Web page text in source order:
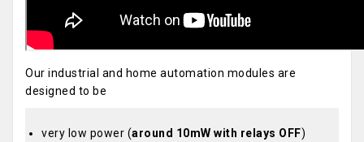
Our industrial and home automation modules are
designed to be
very low power (around 10mW with relays OFF)